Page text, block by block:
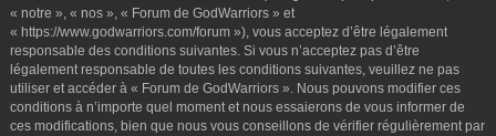
« notre », « nos », « Forum de GodWarriors » et
« https://www.godwarriors.com/forum »), vous acceptez d’être légalement
responsable des conditions suivantes. Si vous n’acceptez pas d’être
légalement responsable de toutes les conditions suivantes, veuillez ne pas
utiliser et accéder à « Forum de GodWarriors ». Nous pouvons modifier ces
conditions à n’importe quel moment et nous essaierons de vous informer de
ces modifications, bien que nous vous conseillons de vérifier régulièrement par